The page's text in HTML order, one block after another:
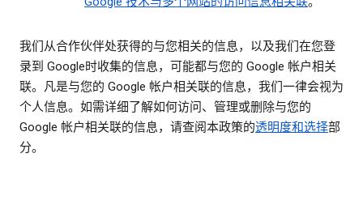
我们从合作伙伴处获得的与您相关的信息，以及我们在您登
录到 Google时收集的信息，可能都与您的 Google 帐户相关
联。凡是与您的 Google 帐户相关联的信息，我们一律会视为
个人信息。如需详细了解如何访问、管理或删除与您的
Google 帐户相关联的信息，请查阅本政策的透明度和选择部
分。